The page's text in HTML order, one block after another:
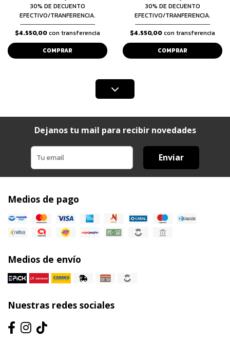
30% DE DECUENTO
EFECTIVO/TRANFERENCIA.
$4.550,00con transferencia
COMPRAR
30% DE DECUENTO
EFECTIVO/TRANFERENCIA.
$4.550,00con transferencia
COMPRAR
Dejanos tu mail para recibir novedades
Enviar
Medios de pago
Medios de envío
Nuestras redes sociales